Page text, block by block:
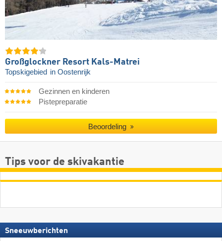
Großglockner Resort Kals-Matrei
Topskigebied in Oostenrijk
Gezinnen en kinderen
Pistepreparatie
Beoordeling
Tips voor de skivakantie
Sneeuwberichten